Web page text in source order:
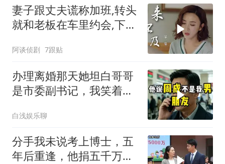
妻子跟丈夫谎称加班,转头
就和老板在车里约会,下秒
阿谈侦剧 7跟贴
办理离婚那天她坦白哥哥
是市委副书记，我笑着打
白浅娱乐聊
分手我未说考上博士，五
年后重逢，他捐五千万现